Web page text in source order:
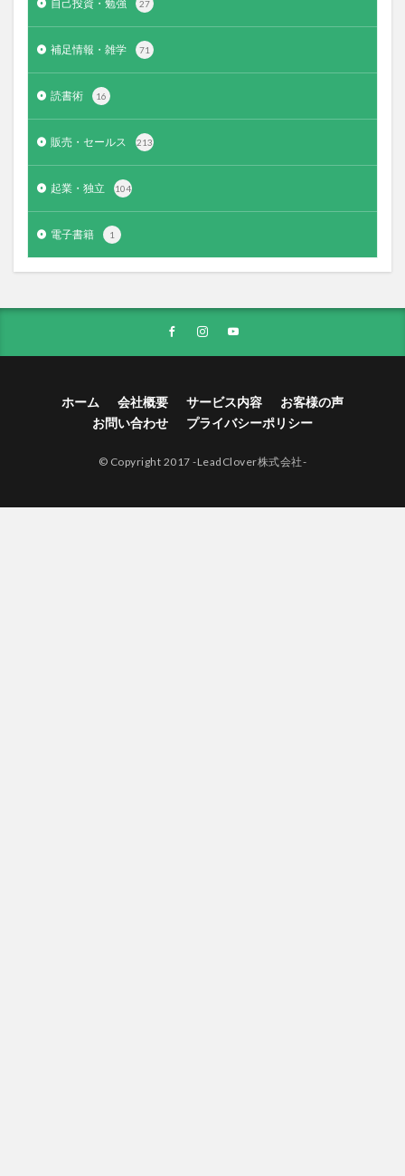
自己投資・勉強 27
補足情報・雑学 71
読書術 16
販売・セールス 213
起業・独立 104
電子書籍 1
ホーム 会社概要 サービス内容
お客様の声
お問い合わせ
プライバシーポリシー
© Copyright 2017 -LeadClover株式会社-